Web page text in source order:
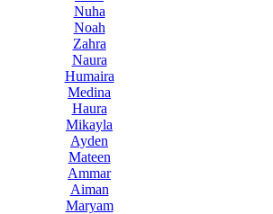
Nuha
Noah
Zahra
Naura
Humaira
Medina
Haura
Mikayla
Ayden
Mateen
Ammar
Aiman
Maryam